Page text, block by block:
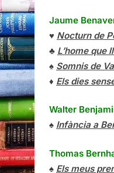
Jaume
♥ Nocturn de
♣ L’home que
♠ Somnis de
♦ Els dies
Walter
♠ Infància a
Thomas
♠ Els meus